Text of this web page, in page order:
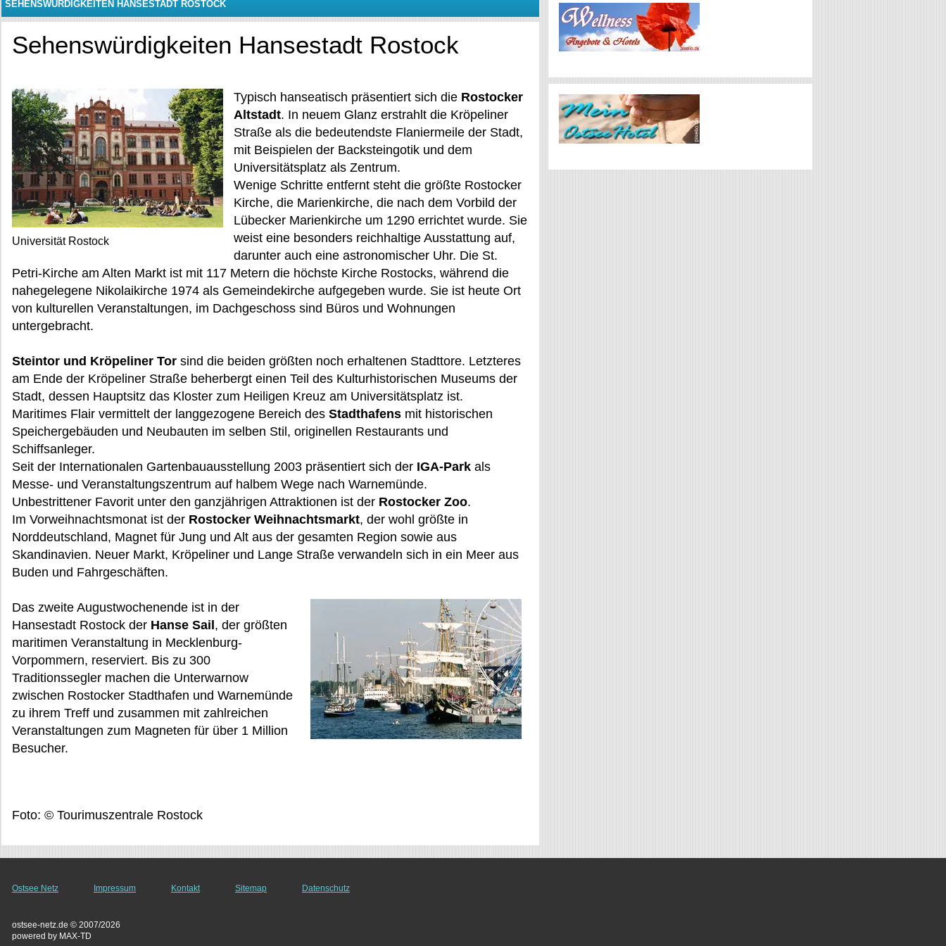
SEHENSWÜRDIGKEITEN HANSESTADT ROSTOCK
Sehenswürdigkeiten Hansestadt Rostock
Universität Rostock
Typisch hanseatisch präsentiert sich die Rostocker
Altstadt. In neuem Glanz erstrahlt die Kröpeliner
Straße als die bedeutendste Flaniermeile der Stadt,
mit Beispielen der Backsteingotik und dem
Universitätsplatz als Zentrum.
Wenige Schritte entfernt steht die größte Rostocker
Kirche, die Marienkirche, die nach dem Vorbild der
Lübecker Marienkirche um 1290 errichtet wurde. Sie
weist eine besonders reichhaltige Ausstattung auf,
darunter auch eine astronomischer Uhr. Die St.
Petri-Kirche am Alten Markt ist mit 117 Metern die höchste Kirche Rostocks, während die
nahegelegene Nikolaikirche 1974 als Gemeindekirche aufgegeben wurde. Sie ist heute Ort
von kulturellen Veranstaltungen, im Dachgeschoss sind Büros und Wohnungen
untergebracht.
Steintor und Kröpeliner Tor sind die beiden größten noch erhaltenen Stadttore. Letzteres
am Ende der Kröpeliner Straße beherbergt einen Teil des Kulturhistorischen Museums der
Stadt, dessen Hauptsitz das Kloster zum Heiligen Kreuz am Universitätsplatz ist.
Maritimes Flair vermittelt der langgezogene Bereich des Stadthafens mit historischen
Speichergebäuden und Neubauten im selben Stil, originellen Restaurants und
Schiffsanleger.
Seit der Internationalen Gartenbauausstellung 2003 präsentiert sich der IGA-Park als
Messe- und Veranstaltungszentrum auf halbem Wege nach Warnemünde.
Unbestrittener Favorit unter den ganzjährigen Attraktionen ist der Rostocker Zoo.
Im Vorweihnachtsmonat ist der Rostocker Weihnachtsmarkt, der wohl größte in
Norddeutschland, Magnet für Jung und Alt aus der gesamten Region sowie aus
Skandinavien. Neuer Markt, Kröpeliner und Lange Straße verwandeln sich in ein Meer aus
Buden und Fahrgeschäften.
Das zweite Augustwochenende ist in der
Hansestadt Rostock der Hanse Sail , der größten
maritimen Veranstaltung in Mecklenburg-
Vorpommern, reserviert. Bis zu 300
Traditionssegler machen die Unterwarnow
zwischen Rostocker Stadthafen und Warnemünde
zu ihrem Treff und zusammen mit zahlreichen
Veranstaltungen zum Magneten für über 1 Million
Besucher.
Foto: © Tourimuszentrale Rostock
Ostsee Netz Impressum Kontakt Sitemap Datenschutz
ostsee-netz.de © 2007/2026
powered by MAX-TD